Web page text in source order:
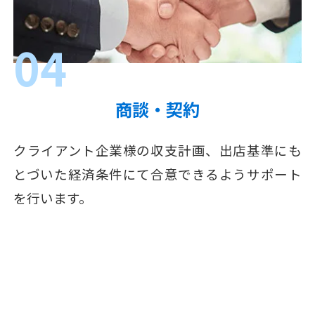
04
商談・契約
クライアント企業様の収支計画、出店基準にも
とづいた経済条件にて合意できるようサポート
を行います。